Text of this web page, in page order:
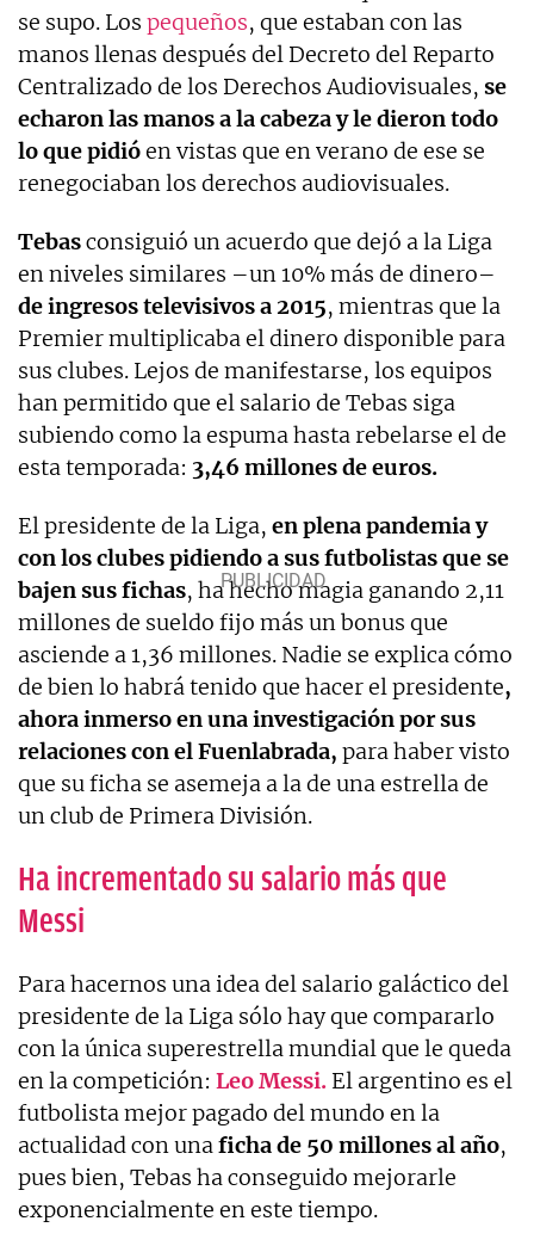
se supo. Los pequeños, que estaban con las
manos llenas después del Decreto del Reparto
Centralizado de los Derechos Audiovisuales, se
echaron las manos a la cabeza y le dieron todo
lo que pidióen vistas que en verano de ese se
renegociaban los derechos audiovisuales.
Tebasconsiguió un acuerdo que dejó a la Liga
en niveles similares –un 10% más de dinero–
de ingresos televisivos a 2015, mientras que la
Premier multiplicaba el dinero disponible para
sus clubes. Lejos de manifestarse, los equipos
han permitido que el salario de Tebas siga
subiendo como la espuma hasta rebelarse el de
esta temporada: 3,46 millones de euros.
El presidente de la Liga, en plena pandemia y
con los clubes pidiendo a sus futbolistas que se
bajen sus fichas, ha hecho magia ganando 2,11
millones de sueldo fijo más un bonus que
asciende a 1,36 millones. Nadie se explica cómo
de bien lo habrá tenido que hacer el presidente,
ahora inmerso en una investigación por sus
relaciones con el Fuenlabrada, para haber visto
que su ficha se asemeja a la de una estrella de
un club de Primera División.
Ha incrementado su salario más que
Messi
Para hacernos una idea del salario galáctico del
presidente de la Liga sólo hay que compararlo
con la única superestrella mundial que le queda
en la competición: Leo Messi. El argentino es el
futbolista mejor pagado del mundo en la
actualidad con unaficha de 50 millones al año,
pues bien, Tebas ha conseguido mejorarle
exponencialmente en este tiempo.